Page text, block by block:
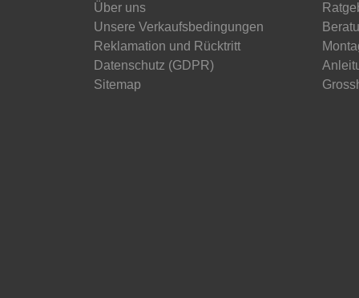
Über uns
Unsere Verkaufsbedingungen
Reklamation und Rücktritt
Datenschutz (GDPR)
Sitemap